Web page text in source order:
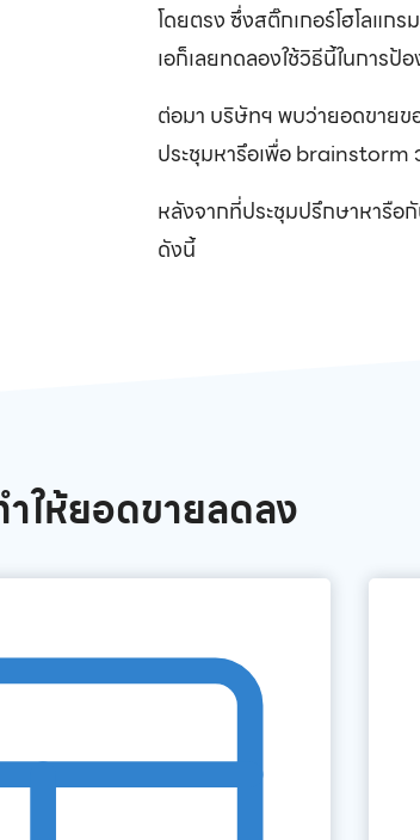
โดยตรง ซึ่งสติ๊กเกอร์โฮโลแ
เอก็เลยทดลองใช้วิธีนี้ในการ
ต่อมา บริษัทฯ พบว่ายอดขายข
ประชุมหารึอเพื่อ brainstorm
หลังจากที่ประชุมปรึกษาหารือ
ดังนี้
ให้ยอดขายลดลง